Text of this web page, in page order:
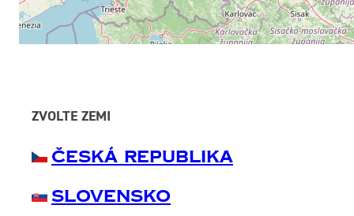
ZVOLTE ZEMI
Česká Republika
Slovensko